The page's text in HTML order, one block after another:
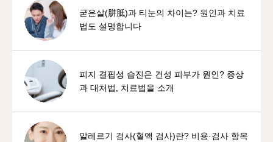
굳은살(胼胝)과 티눈의 차이는? 원인과 치료
법도 설명합니다
피지 결핍성 습진은 건성 피부가 원인? 증상
과 대처법, 치료법을 소개
알레르기 검사(혈액 검사)란? 비용·검사 항목